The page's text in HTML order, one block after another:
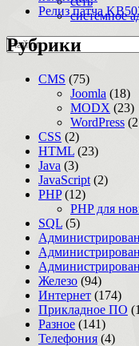
системное
Релиз патча
Рубрики
CMS (75)
Joomla (18)
MODX (23)
WordPress
CSS (2)
HTML (23)
Java (3)
JavaScript (2)
PHP(12)
PHP для
SQL (5)
Железо (94)
Интернет (174)
Прикладное ПО
Разное (141)
Телефония (4)